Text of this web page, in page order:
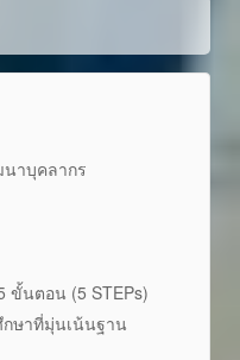
าบุคลากร
ขั้นตอน (5 STEPs)
กษาที่มุ่นเน้นฐาน